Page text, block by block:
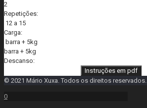
2
Repetições:
12 a 15
Carga:
barra + 5kg
barra + 5kg
Descanso:
Instruções em pdf
© 2021 Mário Xuxa. Todos os direitos reservados.
0